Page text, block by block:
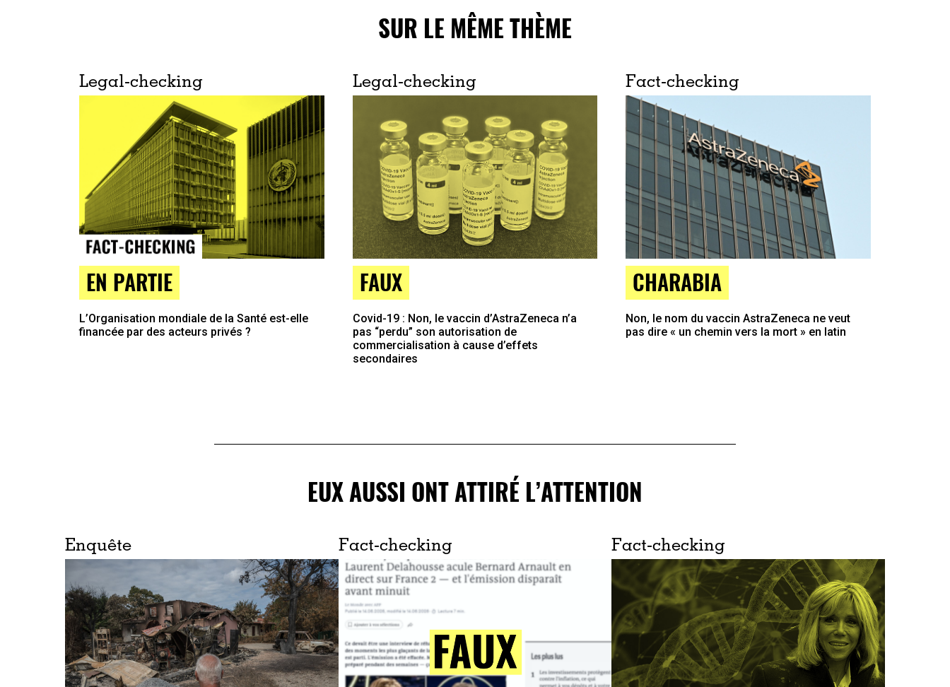
SUR LE MÊME THÈME
Legal-checking
EN PARTIE
L’Organisation mondiale de la Santé est-elle
financée par des acteurs privés ?
Legal-checking
FAUX
Covid-19 : Non, le vaccin d’AstraZeneca n’a
pas “perdu” son autorisation de
commercialisation à cause d’effets
secondaires
Fact-checking
CHARABIA
Non, le nom du vaccin AstraZeneca ne veut
pas dire « un chemin vers la mort » en latin
EUX AUSSI ONT ATTIRÉ L’ATTENTION
Enquête Fact-checking Fact-checking